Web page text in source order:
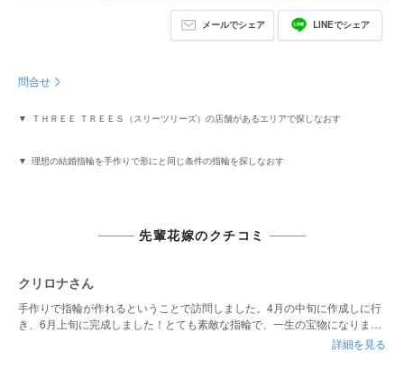
メールでシェア LINEでシェア
問合せ
ＴＨＲＥＥ ＴＲＥＥＳ（スリーツリーズ）の店舗があるエリアで探しなおす
理想の結婚指輪を手作りで形にと同じ条件の指輪を探しなおす
先輩花嫁のクチコミ
クリロナさん
手作りで指輪が作れるということで訪問しました。4月の中旬に作成しに行
き、6月上旬に完成しました！とても素敵な指輪で、一生の宝物になりまし
た。また、写真などもたくさん撮ってもらい、いろいろな思い出ができまし
詳細を見る